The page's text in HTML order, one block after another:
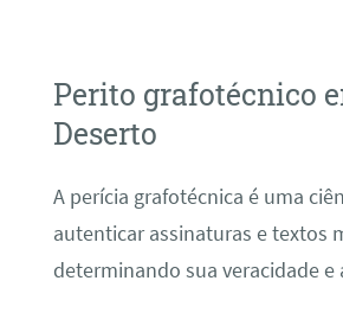
Perito grafotécnico
Deserto
A perícia grafotécnica é uma
autenticar assinaturas e textos
determinando sua veracidade e